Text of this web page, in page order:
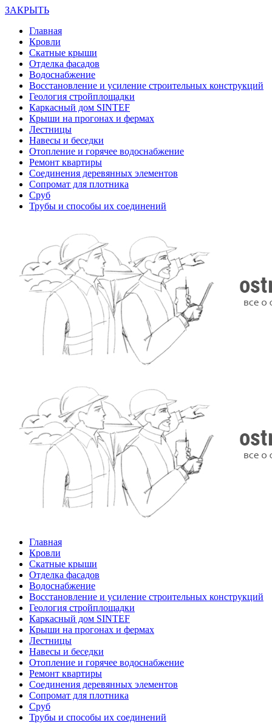
ЗАКРЫТЬ
Главная
Кровли
Скатные крыши
Отделка фасадов
Водоснабжение
Восстановление и усиление строительных конструкций
Геология стройплощадки
Каркасный дом SINTEF
Крыши на прогонах и фермах
Лестницы
Навесы и беседки
Отопление и горячее водоснабжение
Ремонт квартиры
Соединения деревянных элементов
Сопромат для плотника
Сруб
Трубы и способы их соединений
Главная
Кровли
Скатные крыши
Отделка фасадов
Водоснабжение
Восстановление и усиление строительных конструкций
Геология стройплощадки
Каркасный дом SINTEF
Крыши на прогонах и фермах
Лестницы
Навесы и беседки
Отопление и горячее водоснабжение
Ремонт квартиры
Соединения деревянных элементов
Сопромат для плотника
Сруб
Трубы и способы их соединений